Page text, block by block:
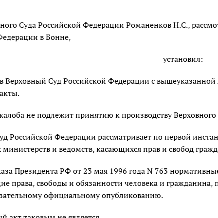
Суда Российской Федерации Романенков Н.С.,
в Бонне,
установил:
Верховный Суд Российской Федерации с
не подлежит принятию к производству
Российской Федерации рассматривает по первой
и ведомств, касающихся прав и свобод
Президента РФ от 23 мая 1996 года N 763
права, свободы и обязанности человека и
официальному опубликованию.